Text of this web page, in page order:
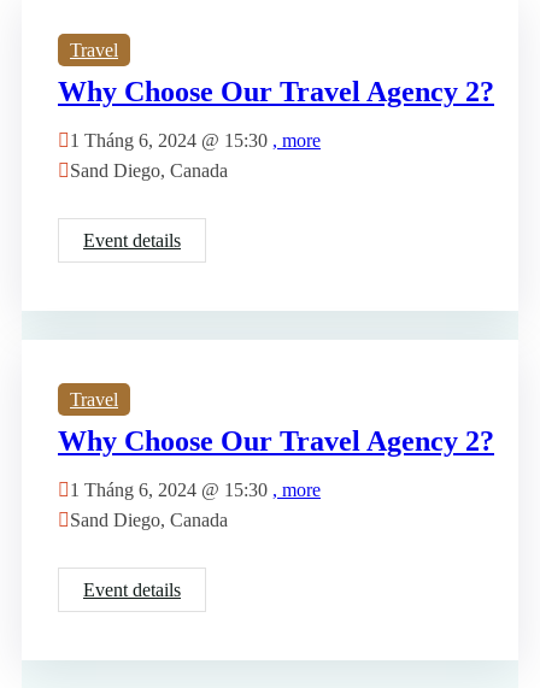
Travel
Why Choose Our Travel Agency 2?
1 Tháng 6, 2024 @ 15:30 , more
Sand Diego, Canada
Event details
Travel
Why Choose Our Travel Agency 2?
1 Tháng 6, 2024 @ 15:30 , more
Sand Diego, Canada
Event details